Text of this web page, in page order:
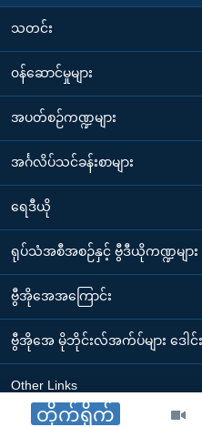
တိုက်ရိုက်
သတင်း
၀န်ဆောင်မှုများ
အပတ်စဉ်ကဏ္ဍများ
အင်္ဂလိပ်သင်ခန်းစာများ
ရေဒီယို
ရုပ်သံအစီအစဉ်နှင့် ဗွီဒီယိုကဏ္ဍများ
ဗွီအိုအေအကြောင်း
ဗွီအိုအေ မိုဘိုင်းလ်အက်ပ်များ ဒေါ
Other Links